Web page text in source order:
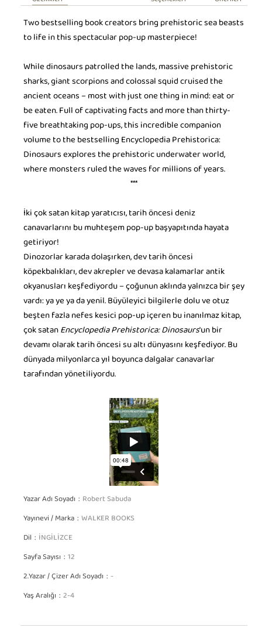
Two bestselling book creators bring prehistoric sea beasts
to life in this spectacular pop-up masterpiece!
While dinosaurs patrolled the lands, massive prehistoric
sharks, giant scorpions and colossal squid cruised the
ancient oceans – most with just one thing in mind: eat or
be eaten. Full of captivating facts and more than thirty-
five breathtaking pop-ups, this incredible companion
volume to the bestselling Encyclopedia Prehistorica:
Dinosaurs explores the prehistoric underwater world,
where monsters ruled the waves for millions of years.
***
İki çok satan kitap yaratıcısı, tarih öncesi deniz
canavarlarını bu muhteşem pop-up başyapıtında hayata
getiriyor!
Dinozorlar karada dolaşırken, dev tarih öncesi
köpekbalıkları, dev akrepler ve devasa kalamarlar antik
okyanusları keşfediyordu – çoğunun aklında yalnızca bir şey
vardı: ya ye ya da yenil. Büyüleyici bilgilerle dolu ve otuz
beşten fazla nefes kesici pop-up içeren bu inanılmaz kitap,
çok satanEncyclopedia Prehistorica: Dinosaurs'un bir
devamı olarak tarih öncesi su altı dünyasını keşfediyor. Bu
dünyada milyonlarca yıl boyunca dalgalar canavarlar
tarafından yönetiliyordu.
Yazar Adı Soyadı Robert Sabuda
Yayınevi / Marka WALKER BOOKS
Dil İNGİLİZCE
Sayfa Sayısı 12
2.Yazar / Çizer Adı Soyadı -
Yaş Aralığı 2-4